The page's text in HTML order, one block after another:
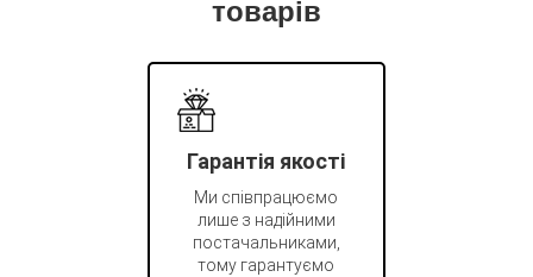
товарів
Гарантія якості
Ми співпрацюємо
лише з надійними
постачальниками,
тому гарантуємо